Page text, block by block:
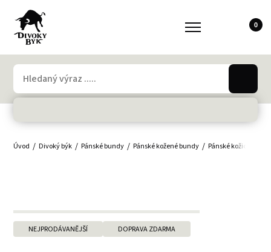
0
Úvod Divoký býk Pánské bundy Pánské kožené bundy Pánské kožichy
NEJPRODÁVANĚJŠÍ DOPRAVA ZDARMA